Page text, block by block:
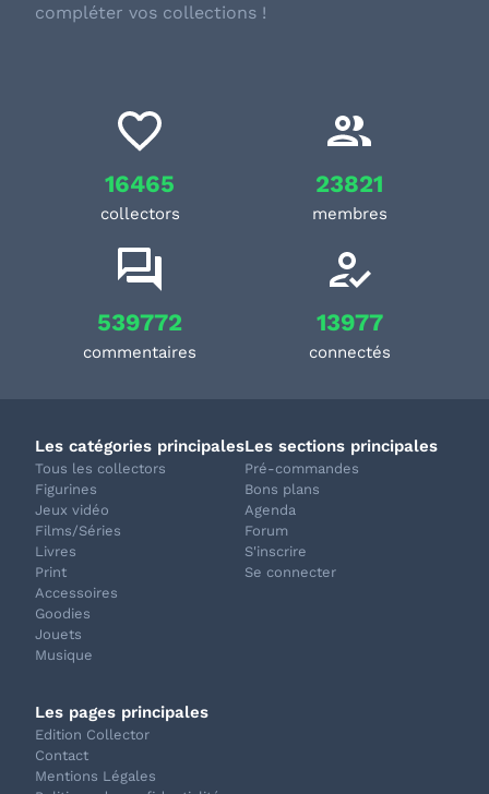
compléter vos collections !
16465
collectors
23821
membres
539772
commentaires
13977
connectés
Les catégories principales
Tous les collectors
Figurines
Jeux vidéo
Films/Séries
Livres
Print
Accessoires
Goodies
Jouets
Musique
Les sections principales
Pré-commandes
Bons plans
Agenda
Forum
S'inscrire
Se connecter
Les pages principales
Edition Collector
Contact
Mentions Légales